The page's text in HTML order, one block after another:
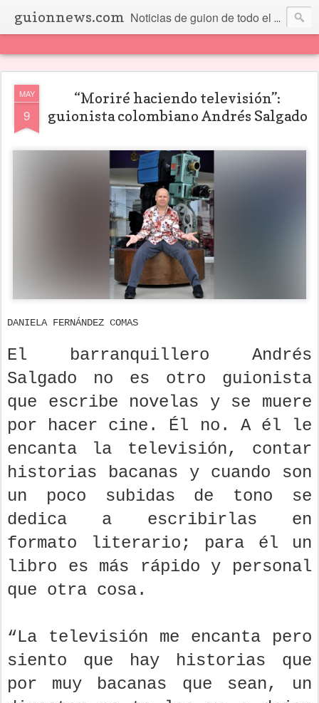
guionnews.com Noticias de guion de todo el mundo... Y más.
MAY
9
“Moriré haciendo televisión”:
guionista colombiano Andrés Salgado
DANIELA FERNÁNDEZ COMAS
El barranquillero Andrés
Salgado no es otro guionista
que escribe novelas y se muere
por hacer cine. Él no. A él le
encanta la televisión, contar
historias bacanas y cuando son
un poco subidas de tono se
dedica a escribirlas en
formato literario; para él un
libro es más rápido y personal
que otra cosa.
“La televisión me encanta pero
siento que hay historias que
por muy bacanas que sean, un